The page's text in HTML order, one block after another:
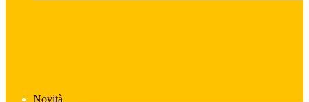
Novità